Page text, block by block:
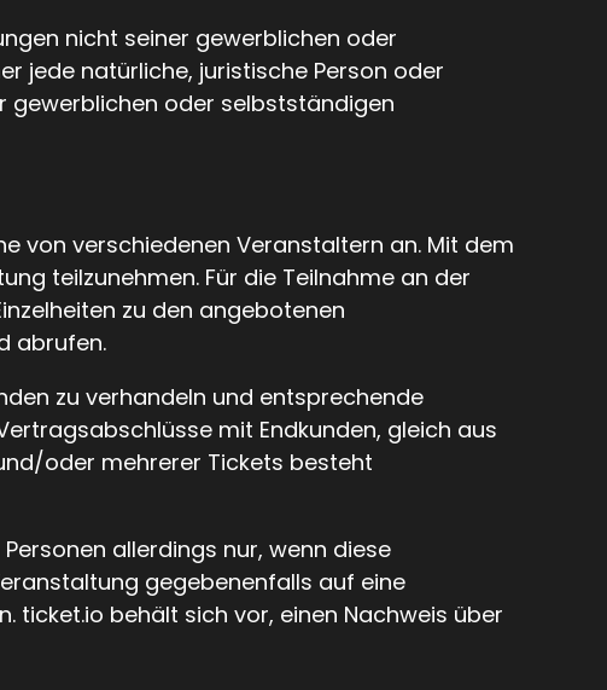
nicht seiner gewerblichen oder
jede natürliche, juristische Person oder
gewerblichen oder selbstständigen
von verschiedenen Veranstaltern an. Mit dem
teilzunehmen. Für die Teilnahme an der
zu den angebotenen
abrufen.
zu verhandeln und entsprechende
mit Endkunden, gleich aus
oder mehrerer Tickets besteht
allerdings nur, wenn diese
gegebenenfalls auf eine
ticket.io behält sich vor, einen Nachweis über